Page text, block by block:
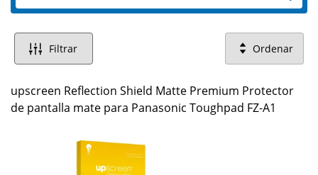
Filtrar Ordenar
upscreen Reflection Shield Matte Premium Protector
de pantalla mate para Panasonic Toughpad FZ-A1